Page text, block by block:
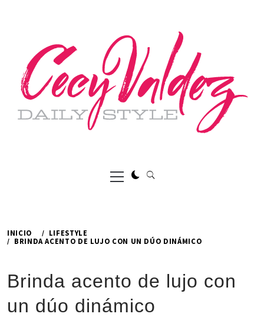
Menú
principal
INICIO
LIFESTYLE
BRINDA ACENTO DE LUJO CON UN DÚO DINÁMICO
Brinda acento de lujo con
un dúo dinámico